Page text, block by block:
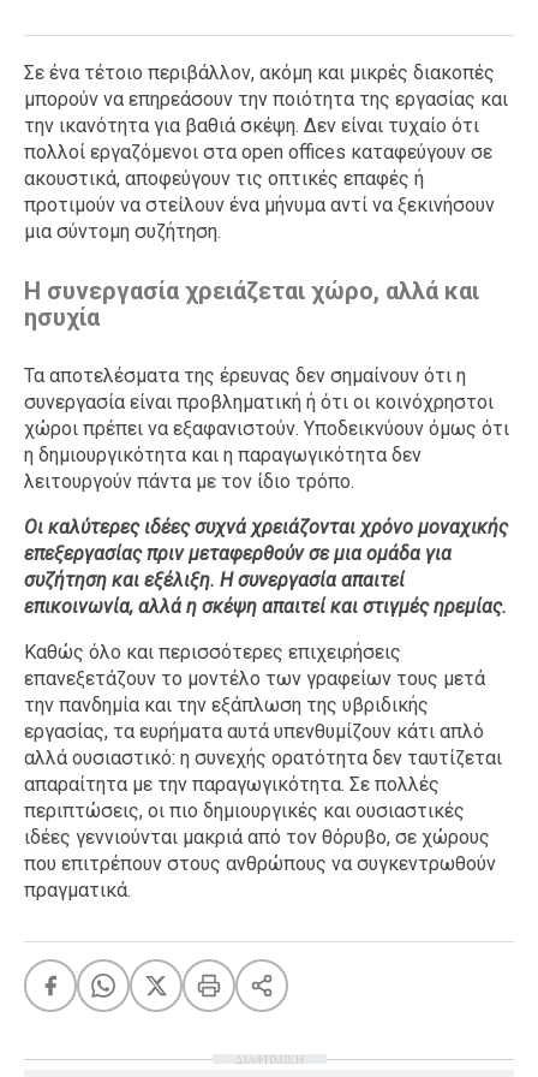
Σε ένα τέτοιο περιβάλλον, ακόμη και μικρές διακοπές
μπορούν να επηρεάσουν την ποιότητα της εργασίας και
την ικανότητα για βαθιά σκέψη. Δεν είναι τυχαίο ότι
πολλοί εργαζόμενοι στα open offices καταφεύγουν σε
ακουστικά, αποφεύγουν τις οπτικές επαφές ή
προτιμούν να στείλουν ένα μήνυμα αντί να ξεκινήσουν
μια σύντομη συζήτηση.
Η συνεργασία χρειάζεται χώρο, αλλά και
ησυχία
Τα αποτελέσματα της έρευνας δεν σημαίνουν ότι η
συνεργασία είναι προβληματική ή ότι οι κοινόχρηστοι
χώροι πρέπει να εξαφανιστούν. Υποδεικνύουν όμως ότι
η δημιουργικότητα και η παραγωγικότητα δεν
λειτουργούν πάντα με τον ίδιο τρόπο.
Οι καλύτερες ιδέες συχνά χρειάζονται χρόνο μοναχικής
επεξεργασίας πριν μεταφερθούν σε μια ομάδα για
συζήτηση και εξέλιξη. Η συνεργασία απαιτεί
επικοινωνία, αλλά η σκέψη απαιτεί και στιγμές ηρεμίας.
Καθώς όλο και περισσότερες επιχειρήσεις
επανεξετάζουν το μοντέλο των γραφείων τους μετά
την πανδημία και την εξάπλωση της υβριδικής
εργασίας, τα ευρήματα αυτά υπενθυμίζουν κάτι απλό
αλλά ουσιαστικό: η συνεχής ορατότητα δεν ταυτίζεται
απαραίτητα με την παραγωγικότητα. Σε πολλές
περιπτώσεις, οι πιο δημιουργικές και ουσιαστικές
ιδέες γεννιούνται μακριά από τον θόρυβο, σε χώρους
που επιτρέπουν στους ανθρώπους να συγκεντρωθούν
πραγματικά.
ΔΙΑΦΗΜΙΣΗ